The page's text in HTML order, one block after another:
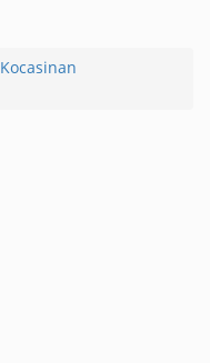
Kocasinan